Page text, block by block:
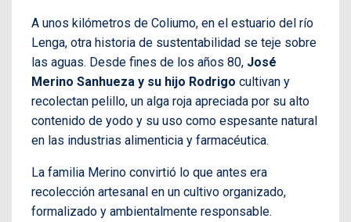
A unos kilómetros de Coliumo, en el estuario del río
Lenga, otra historia de sustentabilidad se teje sobre
las aguas. Desde fines de los años 80, José
Merino Sanhueza y su hijo Rodrigo cultivan y
recolectan pelillo, un alga roja apreciada por su alto
contenido de yodo y su uso como espesante natural
en las industrias alimenticia y farmacéutica.
La familia Merino convirtió lo que antes era
recolección artesanal en un cultivo organizado,
formalizado y ambientalmente responsable.